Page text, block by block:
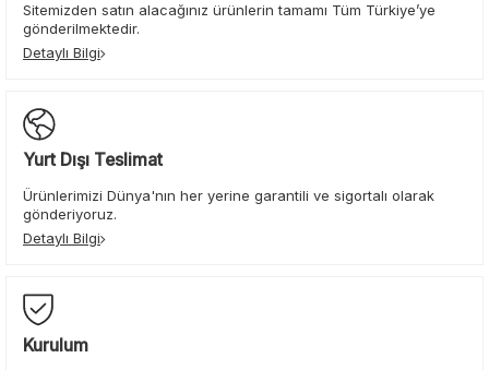
Sitemizden satın alacağınız ürünlerin tamamı Tüm Türkiye’ye
gönderilmektedir.
Detaylı Bilgi
Yurt Dışı Teslimat
Ürünlerimizi Dünya'nın her yerine garantili ve sigortalı olarak
gönderiyoruz.
Detaylı Bilgi
Kurulum